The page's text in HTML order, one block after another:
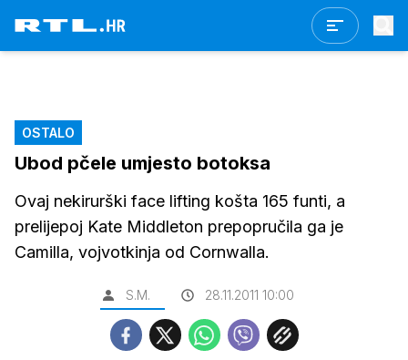
OSTALO
Ubod pčele umjesto botoksa
Ovaj nekirurški face lifting košta 165 funti, a
prelijepoj Kate Middleton prepopručila ga je
Camilla, vojvotkinja od Cornwalla.
S.M. 28.11.2011 10:00